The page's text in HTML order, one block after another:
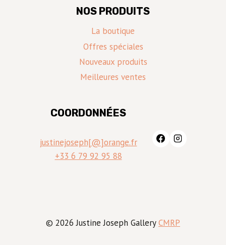
NOS PRODUITS
La boutique
Offres spéciales
Nouveaux produits
Meilleures ventes
COORDONNÉES
justinejoseph[@]orange.fr
+33 6 79 92 95 88
© 2026 Justine Joseph GalleryCMRP